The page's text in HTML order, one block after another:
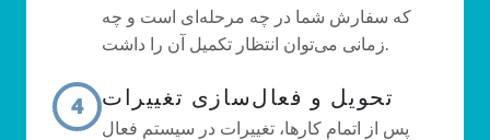
که سفارش شما در چه مرحله‌ای است و چه
زمانی می‌توان انتظار تکمیل آن را داشت.
4 تحویل و فعال‌سازی تغییرات
پس از اتمام کارها، تغییرات در سیستم فعال